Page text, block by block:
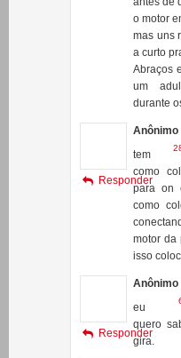
um
ele
antes de
o motor
mas uns
a curto
Abraços
um
durante
Anônimo
tem
como
para on
como
motor da
isso
Responder
Anônimo
eu